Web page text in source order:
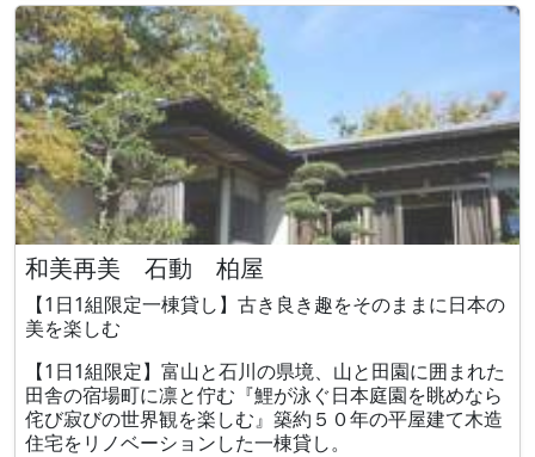
和美再美 石動 柏屋
【1日1組限定一棟貸し】古き良き趣をそのままに日本の
美を楽しむ
【1日1組限定】富山と石川の県境、山と田園に囲まれた
田舎の宿場町に凛と佇む『鯉が泳ぐ日本庭園を眺めなら
侘び寂びの世界観を楽しむ』築約５０年の平屋建て木造
住宅をリノベーションした一棟貸し。